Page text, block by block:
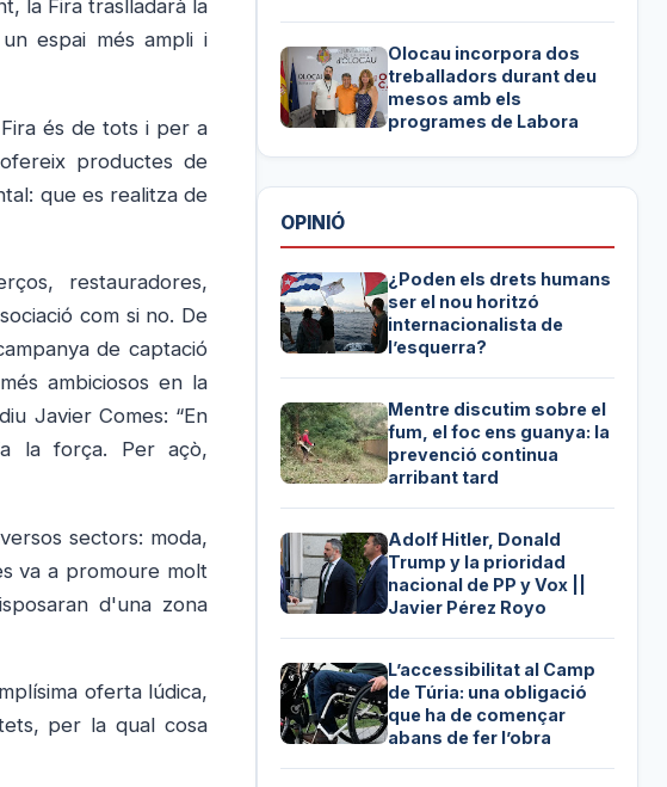
la Fira traslladarà la
espai més ampli i
és de tots i per a
productes de
que es realitza de
restauradores,
com si no. De
de captació
ambiciosos en la
Javier Comes: “En
la força. Per açò,
sectors: moda,
va a promoure molt
d'una zona
oferta lúdica,
per la qual cosa
Olocau incorpora dos
treballadors durant deu
mesos amb els
programes de Labora
OPINIÓ
¿Poden els drets humans
ser el nou horitzó
internacionalista de
l’esquerra?
Mentre discutim sobre el
fum, el foc ens guanya: la
prevenció continua
arribant tard
Adolf Hitler, Donald
Trump y la prioridad
nacional de PP y Vox ||
Javier Pérez Royo
L’accessibilitat al Camp
de Túria: una obligació
que ha de començar
abans de fer l’obra